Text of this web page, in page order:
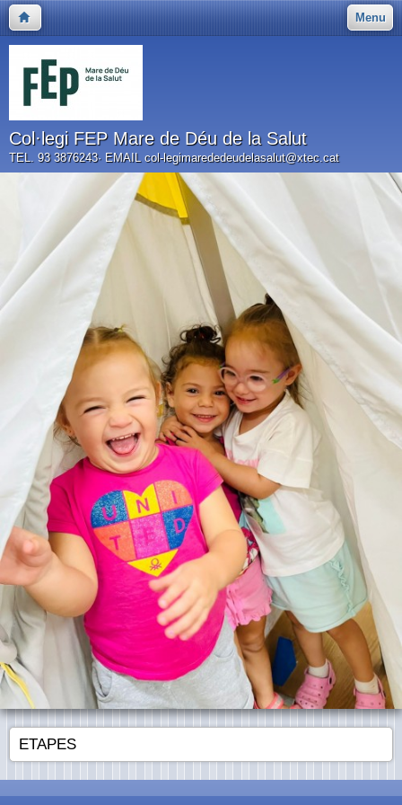
Menu
Col·legi FEP Mare de Déu de la Salut
TEL. 93 3876243· EMAIL col-legimarededeudelasalut@xtec.cat
ETAPES